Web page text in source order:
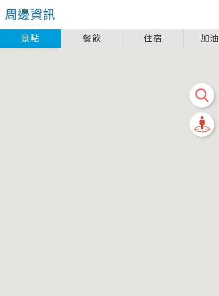
周邊資訊
景點 餐飲 住宿 加